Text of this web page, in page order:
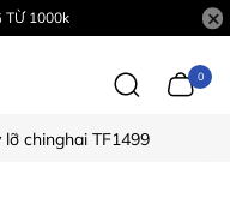
TỪ 1000k
0
lỡ chinghai TF1499